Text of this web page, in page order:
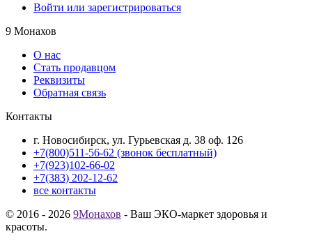
Войти или зарегистрироваться
9 Монахов
О нас
Стать продавцом
Реквизиты
Обратная связь
Контакты
г. Новосибирск, ул. Гурьевская д. 38 оф. 126
+7(800)511-56-62 (звонок бесплатный)
+7(923)102-66-02
+7(383) 202-12-62
все контакты
© 2016 - 2026 9Монахов - Ваш ЭКО-маркет здоровья и
красоты.